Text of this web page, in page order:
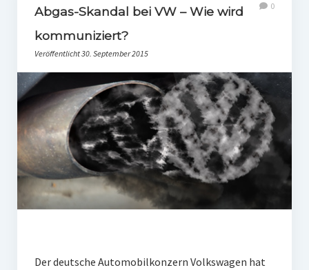
Abgas-Skandal bei VW – Wie wird
kommuniziert?
Veröffentlicht 30. September 2015
0
Der deutsche Automobilkonzern Volkswagen hat